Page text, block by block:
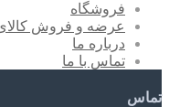
فروشگاه
عرضه و فروش
درباره ما
تماس با ما
تماس